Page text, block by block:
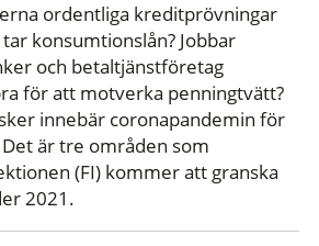
ordentliga kreditprövningar
konsumtionslån? Jobbar
och betaltjänstföretag
för att motverka penningtvätt?
innebär coronapandemin för
är tre områden som
(FI) kommer att granska
2021.